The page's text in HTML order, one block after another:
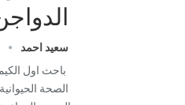
سعيد احمد
باحث اول
الصحة